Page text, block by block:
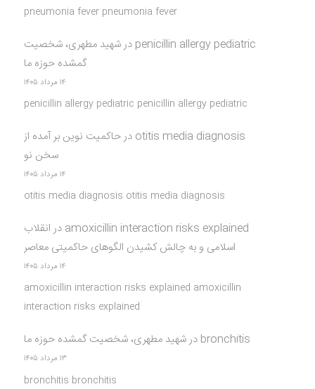
pneumonia fever pneumonia fever
penicillin allergy pediatric درشهید مطهری، شخصیت
گمشده حوزه ما
۱۴ مرداد ۱۴۰۵
penicillin allergy pediatric penicillin allergy pediatric
otitis media diagnosis درحاکمیت نوین بر آمده از
سخن نو
۱۴ مرداد ۱۴۰۵
otitis media diagnosis otitis media diagnosis
amoxicillin interaction risks explained در انقلاب
اسلامی و به چالش کشیدن الگوهای حاکمیتی معاصر
۱۴ مرداد ۱۴۰۵
amoxicillin interaction risks explained amoxicillin
interaction risks explained
bronchitis درشهید مطهری، شخصیت گمشده حوزه ما
۱۳ مرداد ۱۴۰۵
bronchitis bronchitis